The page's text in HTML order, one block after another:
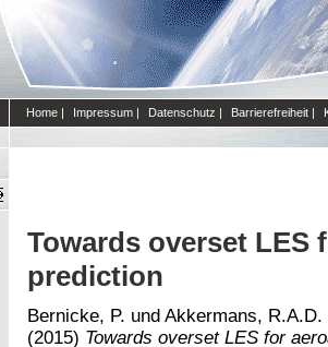
Home | Impressum | Datenschutz | Barrierefreiheit |
Towards overset LES
prediction
Bernicke, P. und Akkermans, R.A.D.
(2015) Towards overset LES for